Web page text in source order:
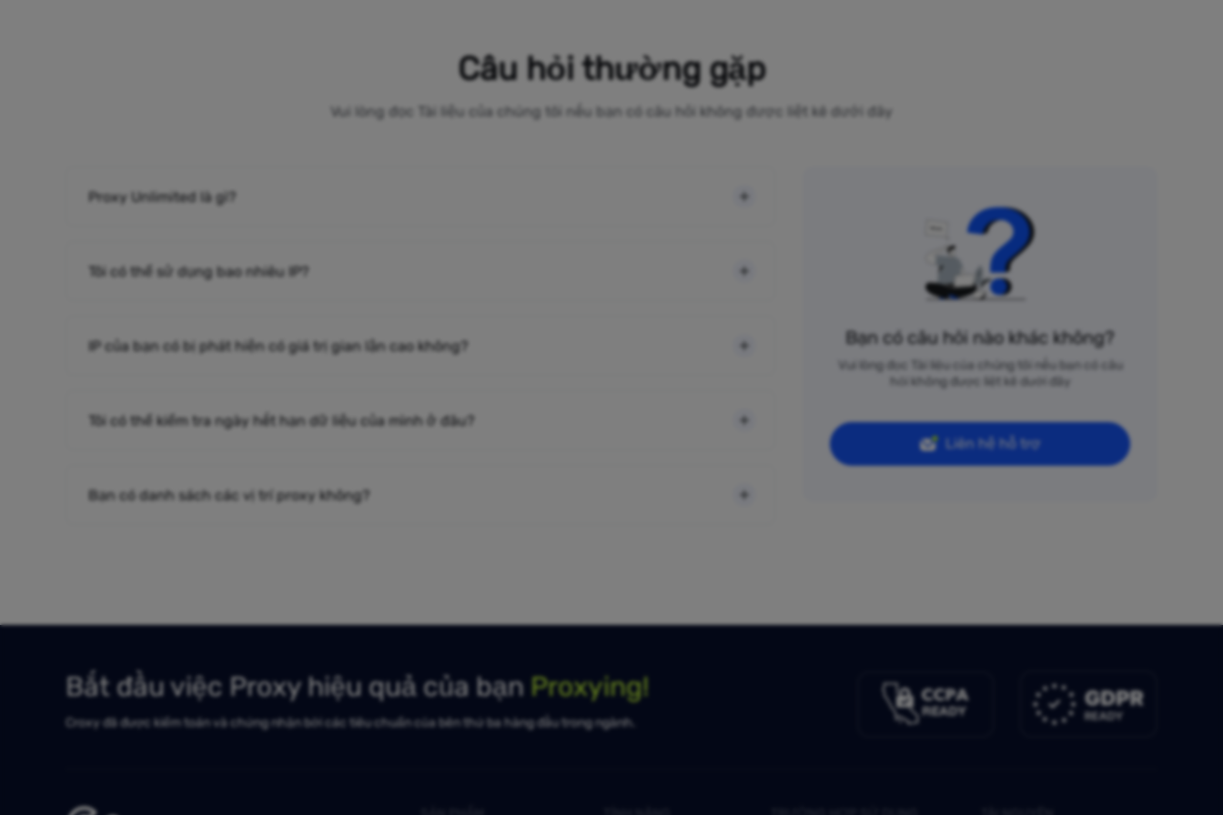
Câu hỏi thường gặp
Vui lòng đọc Tài liệu của chúng tôi nếu bạn có câu hỏi không được liệt kê dưới đây
Proxy Unlimited là gì?
Tôi có thể sử dụng bao nhiêu IP?
IP của bạn có bị phát hiện có giá trị gian lận cao không?
Tôi có thể kiểm tra ngày hết hạn dữ liệu của mình ở đâu?
Bạn có danh sách các vị trí proxy không?
Bạn có câu hỏi nào khác không?
Vui lòng đọc Tài liệu của chúng tôi nếu bạn có câu
hỏi không được liệt kê dưới đây
Liên hệ hỗ trợ
Bắt đầu việc Proxy hiệu quả của bạn Proxying!
Croxy đã được kiểm toán và chứng nhận bởi các tiêu chuẩn của bên thứ ba hàng đầu trong ngành.